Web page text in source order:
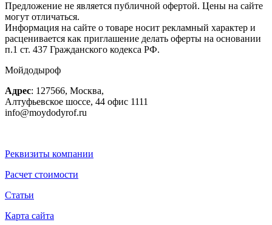
Предложение не является публичной офертой. Цены на сайте
могут отличаться.
Информация на сайте о товаре носит рекламный характер и
расценивается как приглашение делать оферты на основании
п.1 ст. 437 Гражданского кодекса РФ.
Мойдодыроф
Адрес: 127566, Москва,
Алтуфьевское шоссе, 44 офис 1111
info@moydodyrof.ru
Реквизиты компании
Расчет стоимости
Статьи
Карта сайта